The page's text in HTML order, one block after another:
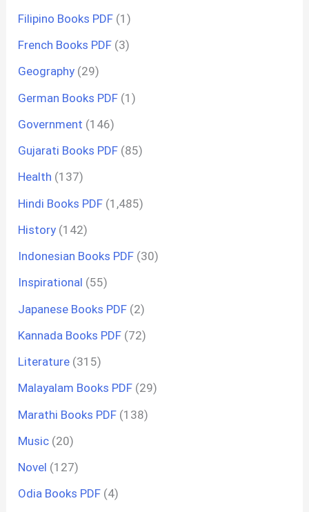
Filipino Books PDF (1)
French Books PDF (3)
Geography (29)
German Books PDF (1)
Government (146)
Gujarati Books PDF (85)
Health (137)
Hindi Books PDF (1,485)
History (142)
Indonesian Books PDF (30)
Inspirational (55)
Japanese Books PDF (2)
Kannada Books PDF (72)
Literature (315)
Malayalam Books PDF (29)
Marathi Books PDF (138)
Music (20)
Novel (127)
Odia Books PDF (4)